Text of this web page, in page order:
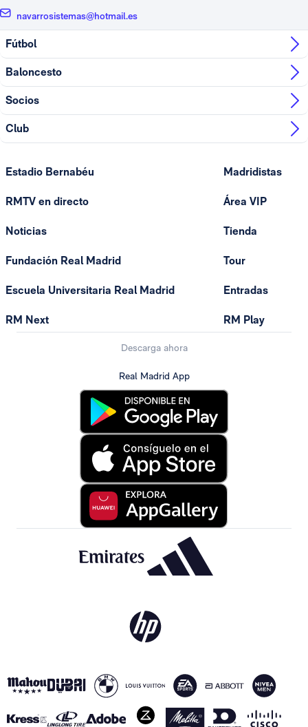
navarrosistemas@hotmail.es
Fútbol
Baloncesto
Socios
Club
Estadio Bernabéu
RMTV en directo
Noticias
Fundación Real Madrid
Escuela Universitaria Real Madrid
RM Next
Madridistas
Área VIP
Tienda
Tour
Entradas
RM Play
Descarga ahora
Real Madrid App